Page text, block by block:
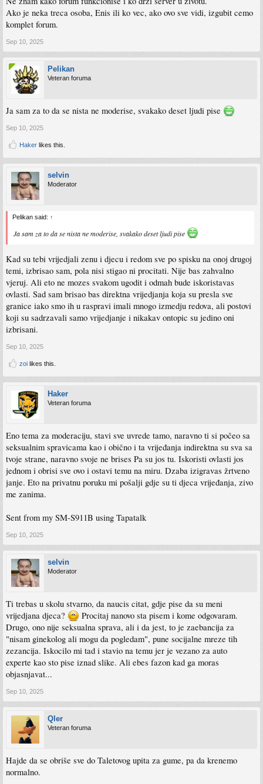
Ako je neka treca osoba, Enis ili ko vec, ako ovo sve vidi, izgubit cemo
komplet forum.
Sep 10, 2025
Pelikan
Veteran foruma
Ja sam za to da se nista ne moderise, svakako deset ljudi pise
Sep 10, 2025
Haker likes this.
selvin
Moderator
Pelikan said: ↑
Ja sam za to da se nista ne moderise, svakako deset ljudi pise
Kad su tebi vrijedjali zenu i djecu i redom sve po spisku na onoj drugoj
temi, izbrisao sam, pola nisi stigao ni procitati. Nije bas zahvalno
vjeruj. Ali eto ne mozes svakom ugodit i odmah bude iskoristavas
ovlasti. Sad sam brisao bas direktna vrijedjanja koja su presla sve
granice iako smo ih u raspravi imali mnogo izmedju redova, ali postovi
koji su sadrzavali samo vrijedjanje i nikakav ontopic su jedino oni
izbrisani.
Sep 10, 2025
zoi likes this.
Haker
Veteran foruma
Eno tema za moderaciju, stavi sve uvrede tamo, naravno ti si počeo sa
seksualnim spravicama kao i obično i ta vrijeđanja indirektna su sva sa
tvoje strane, naravno svoje ne brises Pa su jos tu. Iskoristi ovlasti jos
jednom i obrisi sve ovo i ostavi temu na miru. Dzaba izigravas žrtveno
janje. Eto na privatnu poruku mi pošalji gdje su ti djeca vrijeđanja, zivo
me zanima.
Sent from my SM-S911B using Tapatalk
Sep 10, 2025
selvin
Moderator
Ti trebas u skolu stvarno, da naucis citat, gdje pise da su meni
vrijedjana djeca?
Procitaj nanovo sta pisem i kome odgovaram.
Drugo, ono nije seksualna sprava, ali i da jest, to je zaebancija za
"nisam ginekolog ali mogu da pogledam", pune socijalne mreze tih
zezancija. Iskocilo mi tad i stavio na temu jer je vezano za auto
experte kao sto pise iznad slike. Ali ebes fazon kad ga moras
objasnjavat...
Sep 10, 2025
Qler
Veteran foruma
Hajde da se obriše sve do Taletovog upita za gume, pa da krenemo
normalno.